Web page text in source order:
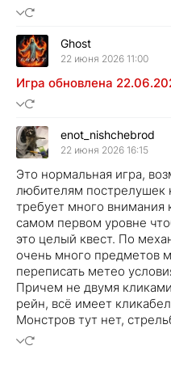
Ghost
22 июня 2026 11:00
Игра обновлена
enot_nishchebrod
22 июня 2026 16:15
Это нормальная игра,
любителям пострелушек
требует много внимания
самом первом уровне
это целый квест. По
очень много предметов
переписать метео
Причем не двумя
рейн, всё имеет
Монстров тут нет,